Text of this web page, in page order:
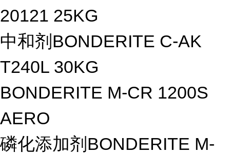
20121 25KG
中和剂BONDERITE C-AK
T240L 30KG
BONDERITE M-CR 1200S
AERO
磷化添加剂BONDERITE M-